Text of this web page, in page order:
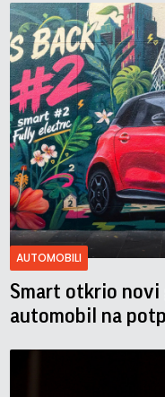
AUTOMOBILI
Smart otkrio
automobil na